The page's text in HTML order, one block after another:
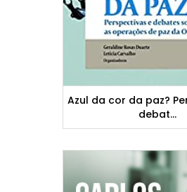
Azul da cor da paz?
debat...